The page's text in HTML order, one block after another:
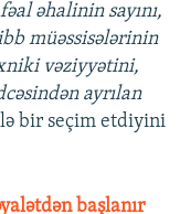
əhalinin sayını,
müəssisələrinin
vəziyyətini,
ayrılan
bir seçim etdiyini
başlanır